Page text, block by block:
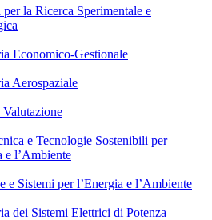
per la Ricerca Sperimentale e
Economico-Gestionale
Aerospaziale
Valutazione
e Tecnologie Sostenibili per
e l’Ambiente
e Sistemi per l’Energia e l’Ambiente
dei Sistemi Elettrici di Potenza